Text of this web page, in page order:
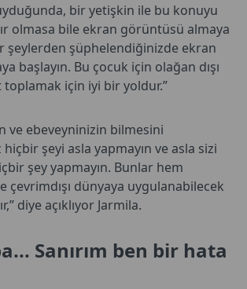
bir yetişkin ile bu konuyu
olmasa bile ekran görüntüsü almaya
şeylerden şüphelendiğinizde ekran
başlayın. Bu çocuk için olağan dışı
toplamak için iyi bir yoldur.”
ve ebeveyninizin bilmesini
şeyi asla yapmayın ve asla sizi
şey yapmayın. Bunlar hem
çevrimdışı dünyaya uygulanabilecek
diye açıklıyor Jarmila.
Sanırım ben bir hata